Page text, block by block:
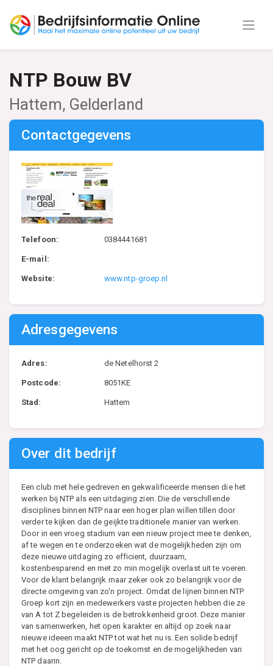
NTP Bouw BV
Hattem, Gelderland
Contactgegevens
Telefoon: 0384441681
E-mail:
Website: www.ntp-groep.nl
Adresgegevens
Adres: de Netelhorst 2
Postcode: 8051KE
Stad: Hattem
Over dit bedrijf
Een club met hele gedreven en gekwalificeerde mensen die het
werken bij NTP als een uitdaging zien. Die de verschillende
disciplines binnen NTP naar een hoger plan willen tillen door
verder te kijken dan de geijkte traditionele manier van werken.
Door in een vroeg stadium van een nieuw project mee te denken,
af te wegen en te onderzoeken wat de mogelijkheden zijn om
deze nieuwe uitdaging zo efficient, duurzaam,
kostenbesparend en met zo min mogelijk overlast uit te voeren.
Voor de klant belangrijk maar zeker ook zo belangrijk voor de
directe omgeving van zo'n project. Omdat de lijnen binnen NTP
Groep kort zijn en medewerkers vaste projecten hebben die ze
van A tot Z begeleiden is de betrokkenheid groot. Deze manier
van samenwerken, het open karakter en altijd op zoek naar
nieuwe ideeen maakt NTP tot wat het nu is. Een solide bedrijf
met het oog gericht op de toekomst en de mogelijkheden van
NTP daarin.